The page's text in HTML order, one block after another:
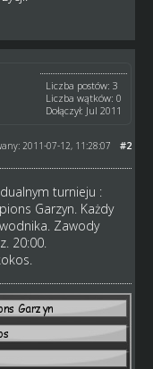
Liczba postów: 3
Liczba wątków: 0
Dołączył: Jul 2011
#2
2011-07-12, 11:28:07
turnieju :
Garzyn. Każdy
Zawody
20:00.